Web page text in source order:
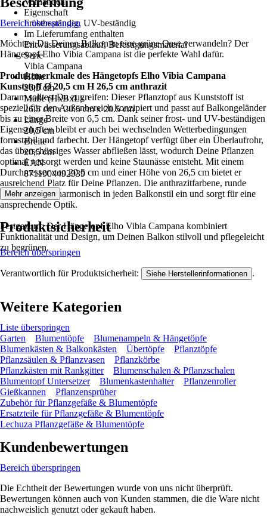
Eigenschaft
Frostbeständig, UV-beständig
Im Lieferumfang enthalten
Entwässerungsablauf, Befestigungsmaterial
Serie
Vibia Campana
Höhe
26,5 cm
Maße (HxBxL)
26.5 cm x 20.5 cm x 20.5 cm
Länge
20,5 cm
Breite
20,5 cm
EAN
8711904492939
Bereich überspringen
Möchtest Du Deinen Balkon in eine grüne Oase verwandeln? Der
Hängetopf Elho Vibia Campana ist die perfekte Wahl dafür.
Produktmerkmale des Hängetopfs Elho Vibia Campana
Kunststoff Ø 20,5 cm H 26,5 cm anthrazit
Darum solltest Du zugreifen: Dieser Pflanztopf aus Kunststoff ist
speziell für den Außenbereich konzipiert und passt auf Balkongeländer
bis zu einer Breite von 6,5 cm. Dank seiner frost- und UV-beständigen
Eigenschaften bleibt er auch bei wechselnden Wetterbedingungen
formstabil und farbecht. Der Hängetopf verfügt über ein Überlaufrohr,
das überschüssiges Wasser abfließen lässt, wodurch Deine Pflanzen
optimal versorgt werden und keine Staunässe entsteht. Mit einem
Durchmesser von 20,5 cm und einer Höhe von 26,5 cm bietet er
ausreichend Platz für Deine Pflanzen. Die anthrazitfarbene, runde
Form fügt sich harmonisch in jeden Balkonstil ein und sorgt für eine
ansprechende Optik.
Festgezurrt: Der Hängetopf Elho Vibia Campana kombiniert
Funktionalität und Design, um Deinen Balkon stilvoll und pflegeleicht
zu begrünen.
Mehr anzeigen
Produktsicherheit
Bereich überspringen
Verantwortlich für Produktsicherheit: Siehe Herstellerinformationen .
Weitere Kategorien
Liste überspringen
Garten
Blumentöpfe
Blumenampeln & Hängetöpfe
Blumenkästen & Balkonkästen
Übertöpfe
Pflanztöpfe
Pflanzsäulen & Pflanzvasen
Pflanzkörbe
Pflanzkästen mit Rankgitter
Blumenschalen & Pflanzschalen
Blumentopf Untersetzer
Blumenkastenhalter
Pflanzenroller
Gießkannen
Pflanzensprüher
Zubehör für Pflanzgefäße & Blumentöpfe
Ersatzteile für Pflanzgefäße & Blumentöpfe
Lechuza Pflanzgefäße & Blumentöpfe
Kundenbewertungen
Bereich überspringen
Die Echtheit der Bewertungen wurde von uns nicht überprüft.
Bewertungen können auch von Kunden stammen, die die Ware nicht
nachweislich genutzt oder gekauft haben.